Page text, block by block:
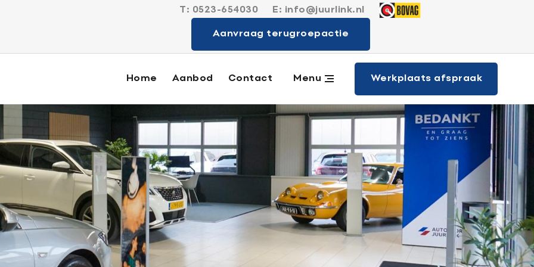
T: 0523-654030 E: info@juurlink.nl
Aanvraag terugroepactie
Home Aanbod Contact Menu Werkplaats afspraak
Aanbod
Diensten
Verkocht
Contact